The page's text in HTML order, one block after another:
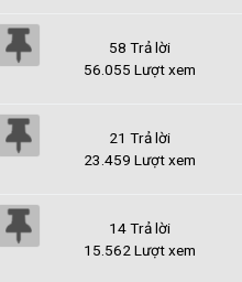
58 Trả lời
56.055 Lượt xem
21 Trả lời
23.459 Lượt xem
14 Trả lời
15.562 Lượt xem